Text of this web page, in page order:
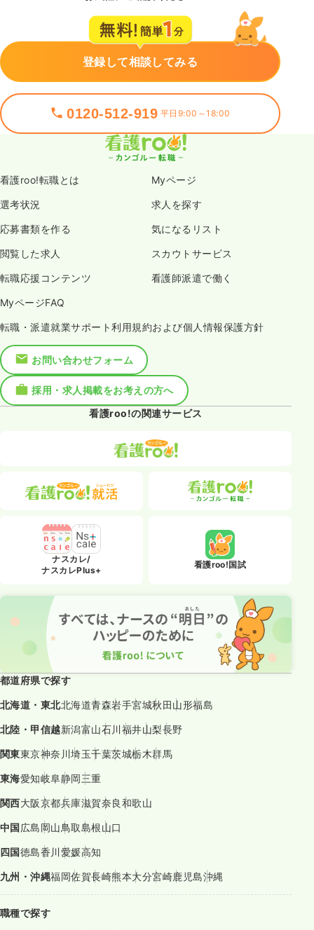
登録して相談してみる
0120-512-919 平日9:00～18:00
看護roo!転職とは Myページ
選考状況 求人を探す
応募書類を作る 気になるリスト
閲覧した求人 スカウトサービス
転職応援コンテンツ 看護師派遣で働く
MyページFAQ
転職・派遣就業サポート利用規約および個人情報保護方針
お問い合わせフォーム
採用・求人掲載をお考えの方へ
看護roo!の関連サービス
ナスカレ/
ナスカレPlus+
看護roo!国試
都道府県で探す
北海道・東北北海道青森岩手宮城秋田山形福島
北陸・甲信越新潟富山石川福井山梨長野
関東東京神奈川埼玉千葉茨城栃木群馬
東海愛知岐阜静岡三重
関西大阪京都兵庫滋賀奈良和歌山
中国広島岡山鳥取島根山口
四国徳島香川愛媛高知
九州・沖縄福岡佐賀長崎熊本大分宮崎鹿児島沖縄
職種で探す